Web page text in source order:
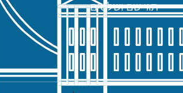
תגי שם ושלטים